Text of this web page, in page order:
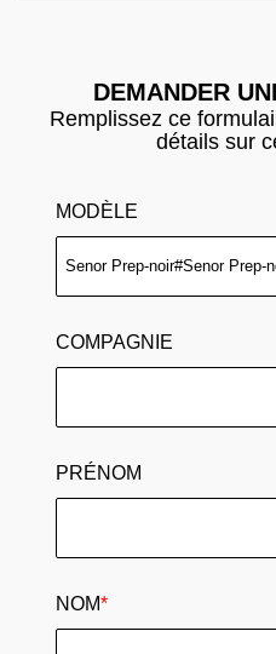
DEMANDER
Remplissez ce
détails sur
MODÈLE
COMPAGNIE
PRÉNOM
NOM*